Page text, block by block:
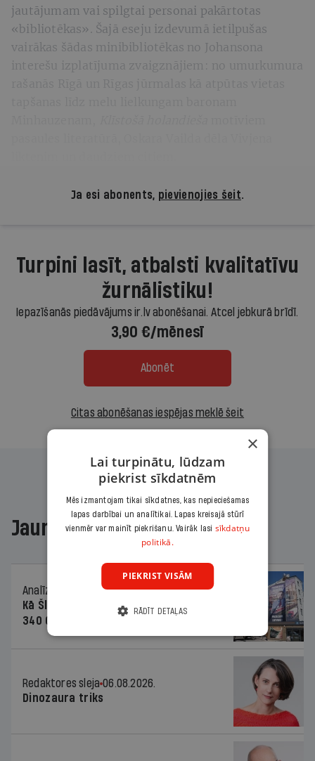
jautājumam vai spilgtai personai pakārtotas
«bibliotēkas». Šajā eseju izdevumā ietilpušas
vairākas šādas minibibliotēkas no Johansona
interešu izplatījuma zvaigznājiem: no umurkumura
Ja esi abonents, pievienojies šeit.
Turpini lasīt, atbalsti kvalitatīvu
žurnālistiku!
Iepazīšanās piedāvājums ir.lv abonēšanai. Atcel jebkurā brīdī.
3,90 €/mēnesī
Abonēt
Citas abonēšanas iespējas meklē šeit
Jaunākajā žurnālā
Analīze
06.08.2026.
Kā Šlesera partija palika nesodīta par
340 000 vērtu reklāmas kampaņu
Redaktores sleja 06.08.2026.
Dinozaura triks
×
Lai turpinātu, lūdzam
piekrist sīkdatnēm
Mēs izmantojam tikai sīkdatnes, kas nepieciešamas
lapas darbībai un analītikai. Lapas kreisajā stūrī
vienmēr var mainīt piekrišanu. Vairāk lasi sīkdatņu
politikā.
PIEKRIST VISĀM
RĀDĪT DETAĻAS